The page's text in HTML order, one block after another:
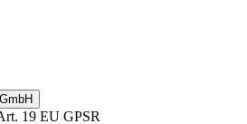
19 EU GPSR